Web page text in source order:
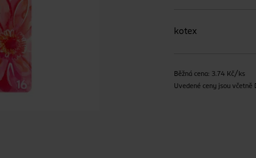
kotex
Běžná cena: 3.74 Kč/ks
Uvedené ceny jsou včetně